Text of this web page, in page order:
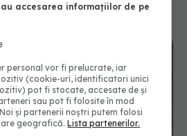
accesarea informațiilor de pe
personal vor fi prelucrate, iar
(cookie-uri, identificatori unici
pot fi stocate, accesate de și
sau pot fi folosite în mod
și partenerii noștri putem folosi
geografică.Lista partenerilor.